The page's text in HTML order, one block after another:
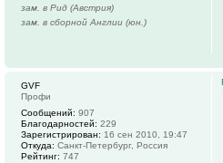
зам. в Рид (Австрия)
зам. в сборной Англии (юн.)
GVF
Профи
Сообщений: 907
Благодарностей: 229
Зарегистрирован: 16 сен 2010, 19:47
Откуда: Санкт-Петербург, Россия
Рейтинг: 747